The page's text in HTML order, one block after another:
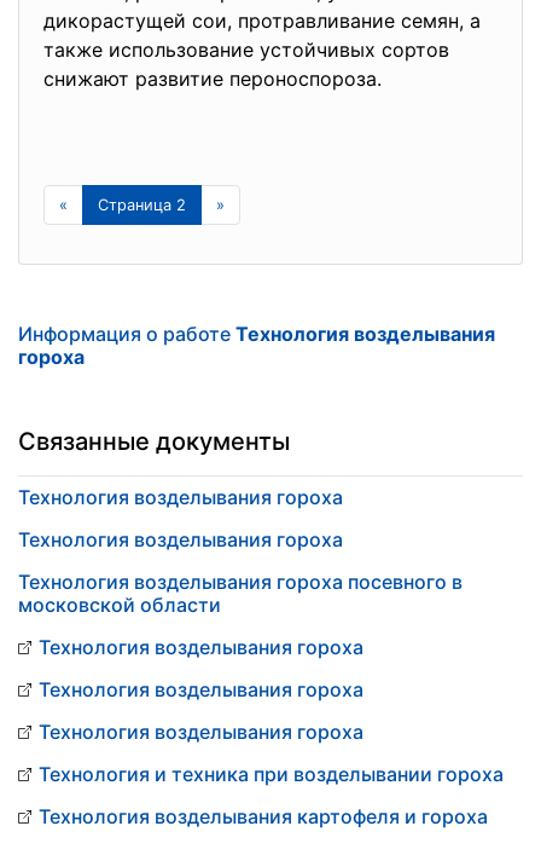
дикорастущей сои, протравливание семян, а
также использование устойчивых сортов
снижают развитие пероноспороза.
« Страница 2 »
Информация о работе Технология возделывания
гороха
Связанные документы
Технология возделывания гороха
Технология возделывания гороха
Технология возделывания гороха посевного в
московской области
Технология возделывания гороха
Технология возделывания гороха
Технология возделывания гороха
Технология и техника при возделывании гороха
Технология возделывания картофеля и гороха